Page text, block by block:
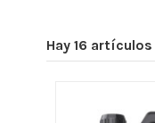
Hay 16